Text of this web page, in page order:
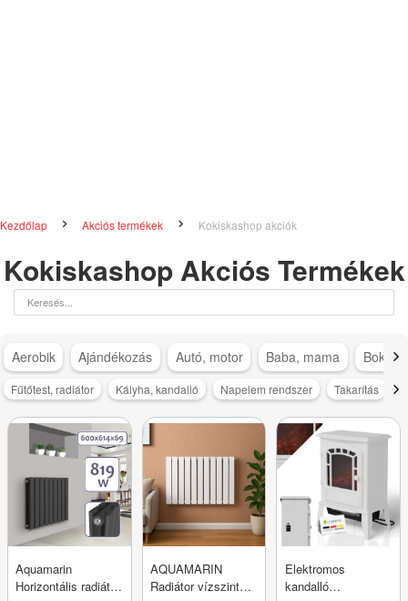
Kezdőlap Akciós termékek Kokiskashop akciók
Kokiskashop Akciós Termékek
Aerobik Ajándékozás Autó, motor Baba, mama
Fűtőtest, radiátor Kályha, kandalló Napelem rendszer Takarítás
Aquamarin
Horizontális radiátor
AQUAMARIN
Radiátor vízszintes
Elektromos
kandalló